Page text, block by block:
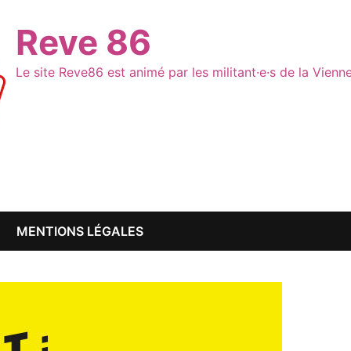
Reve 86
Le site Reve86 est animé par les militant·e·s de la
MENTIONS LÉGALES